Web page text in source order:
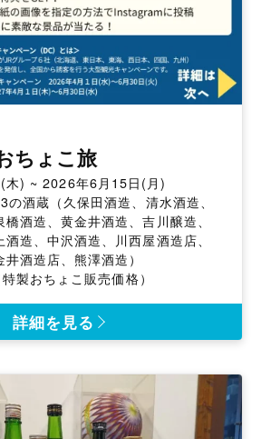
ちょこ旅
木) ~ 2026年6月15日(月)
の酒蔵（久保田酒造、清水酒造、
酒造、黄金井酒造、吉川醸造、
造、中沢酒造、川西屋酒造店、
酒造店、熊澤酒造）
製おちょこ販売価格）
詳細を見る